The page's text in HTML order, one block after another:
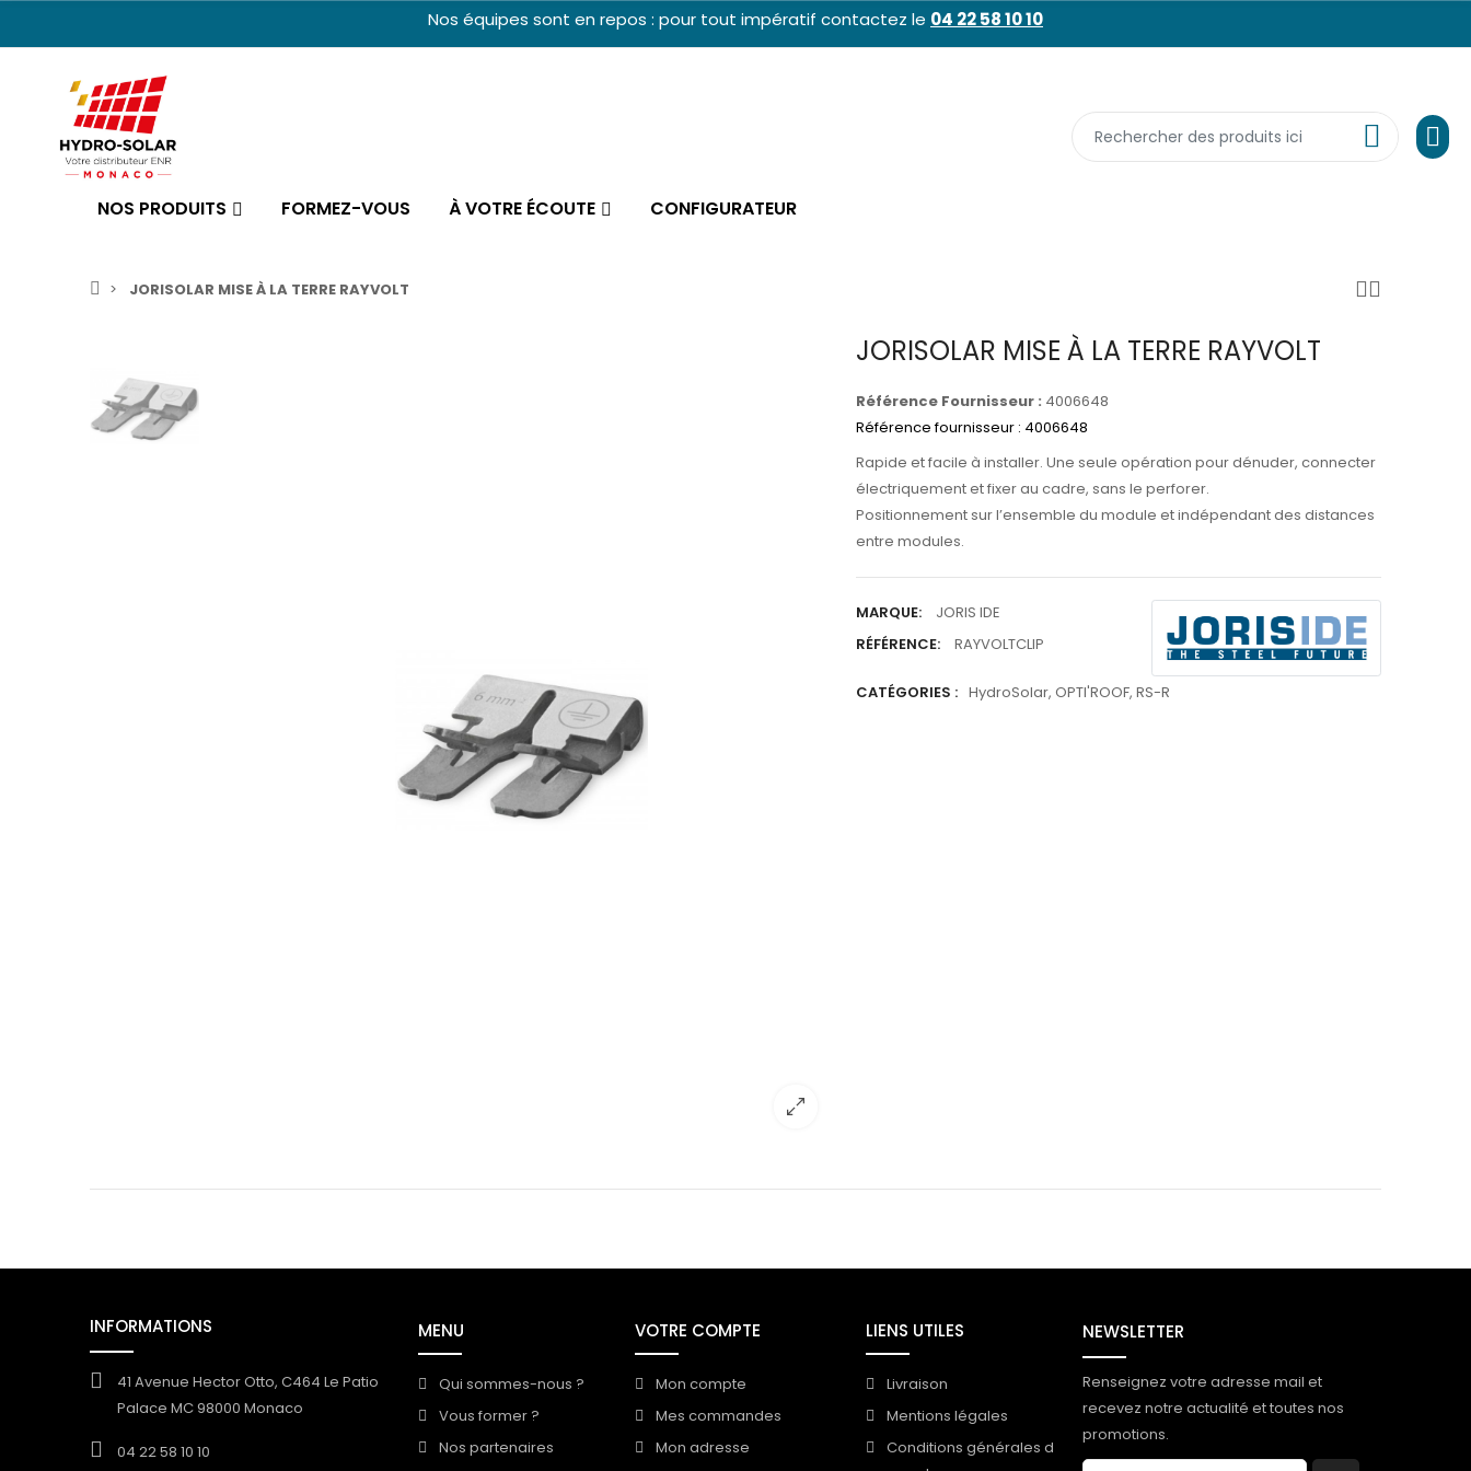
Nos équipes sont en repos : pour tout impératif contactez le 04 22 58 10 10
NOS PRODUITS FORMEZ-VOUS À VOTRE ÉCOUTE CONFIGURATEUR
JORISOLAR MISE À LA TERRE RAYVOLT
JORISOLAR MISE À LA TERRE RAYVOLT
Référence Fournisseur : 4006648
Référence fournisseur : 4006648
Rapide et facile à installer. Une seule opération pour dénuder, connecter
électriquement et fixer au cadre, sans le perforer.
Positionnement sur l’ensemble du module et indépendant des distances
entre modules.
MARQUE:
JORIS IDE
RÉFÉRENCE:
RAYVOLTCLIP
CATÉGORIES : HydroSolar, OPTI'ROOF, RS-R
INFORMATIONS
41 Avenue Hector Otto, C464 Le Patio
Palace MC 98000 Monaco
04 22 58 10 10
MENU
Qui sommes-nous ?
Vous former ?
Nos partenaires
VOTRE COMPTE
Mon compte
Mes commandes
Mon adresse
LIENS UTILES
Livraison
Mentions légales
Conditions générales d
NEWSLETTER
Renseignez votre adresse mail et
recevez notre actualité et toutes nos
promotions.